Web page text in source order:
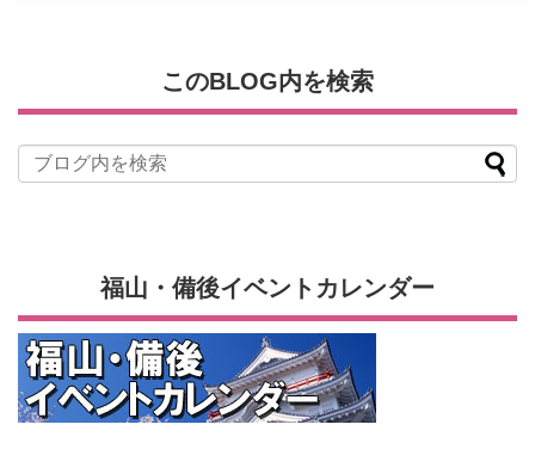
このBLOG内を検索
福山・備後イベントカレンダー